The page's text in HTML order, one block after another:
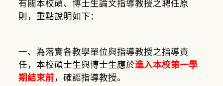
有關本校碩、博士生論文指導教授之聘任原
則，重點說明如下：
一、為落實各教學單位與指導教授之指導責
任，本校碩士生與博士生應於進入本校第一學
期結束前，確認指導教授。